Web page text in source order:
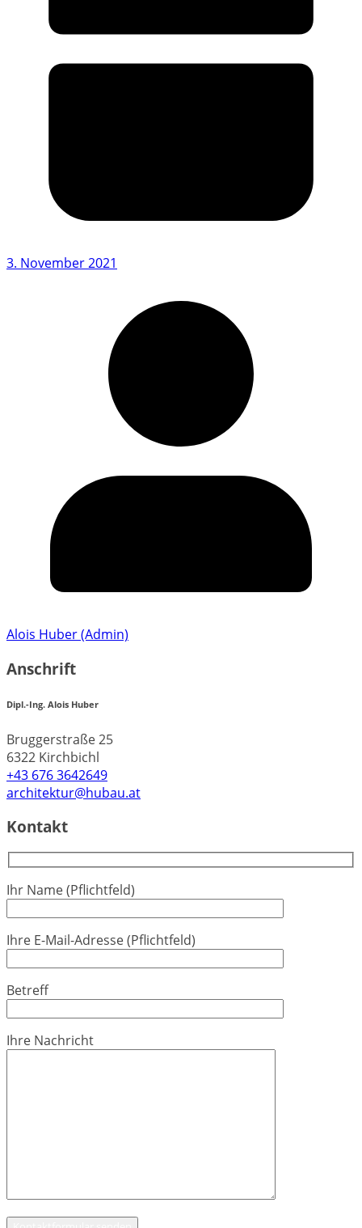
3. November 2021
Alois Huber (Admin)
Anschrift
Dipl.-Ing. Alois Huber
Bruggerstraße 25
6322 Kirchbichl
+43 676 3642649
architektur@hubau.at
Kontakt
Ihr Name (Pflichtfeld)
Ihre E-Mail-Adresse (Pflichtfeld)
Betreff
Ihre Nachricht